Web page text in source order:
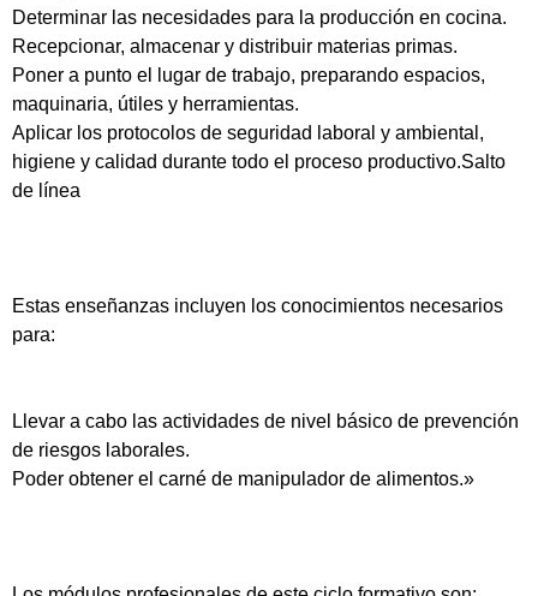
Determinar las necesidades para la producción en cocina.
Recepcionar, almacenar y distribuir materias primas.
Poner a punto el lugar de trabajo, preparando espacios,
maquinaria, útiles y herramientas.
Aplicar los protocolos de seguridad laboral y ambiental,
higiene y calidad durante todo el proceso productivo.Salto
de línea
Estas enseñanzas incluyen los conocimientos necesarios
para:
Llevar a cabo las actividades de nivel básico de prevención
de riesgos laborales.
Poder obtener el carné de manipulador de alimentos.»